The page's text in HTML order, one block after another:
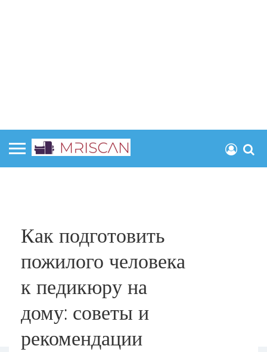
Как подготовить
пожилого человека
к педикюру на
дому: советы и
рекомендации